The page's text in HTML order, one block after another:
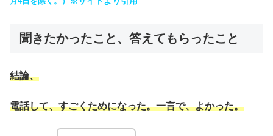
聞きたかったこと、答えてもらったこと
結論、
電話して、すごくためになった。一言で、よかった。